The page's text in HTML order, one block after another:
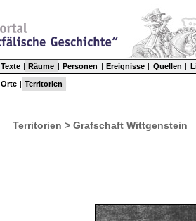
Texte | Räume | Personen | Ereignisse | Quellen |
Orte | Territorien |
Territorien > Grafschaft Wittgenstein